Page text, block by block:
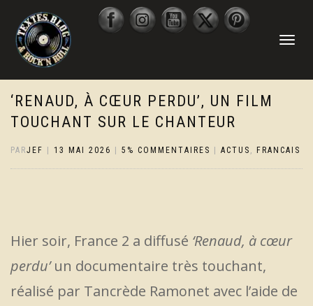
DÉPLIER
‘RENAUD, À CŒUR PERDU’, UN FILM
TOUCHANT SUR LE CHANTEUR
PARJEF 13 MAI 2026 5% COMMENTAIRES ACTUS , FRANCAIS
Hier soir, France 2 a diffusé ‘Renaud, à cœur
perdu’un documentaire très touchant,
réalisé par Tancrède Ramonet avec l’aide de